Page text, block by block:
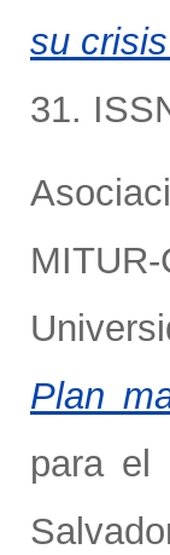
su
31.
Plan
para el